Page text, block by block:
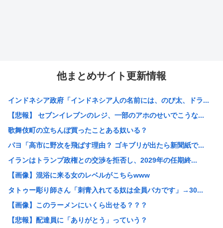
他まとめサイト更新情報
インドネシア政府「インドネシア人の名前には、のび太、ドラ...
【悲報】 セブンイレブンのレジ、一部のアホのせいでこうな...
歌舞伎町の立ちんぼ買ったことある奴いる？
パヨ「高市に野次を飛ばす理由？ ゴキブリが出たら新聞紙で...
イランはトランプ政権との交渉を拒否し、2029年の任期終...
【画像】混浴に来る女のレベルがこちらwww
タトゥー彫り師さん「刺青入れてる奴は全員バカです」→30...
【画像】このラーメンにいくら出せる？？？
【悲報】配達員に「ありがとう」っていう？